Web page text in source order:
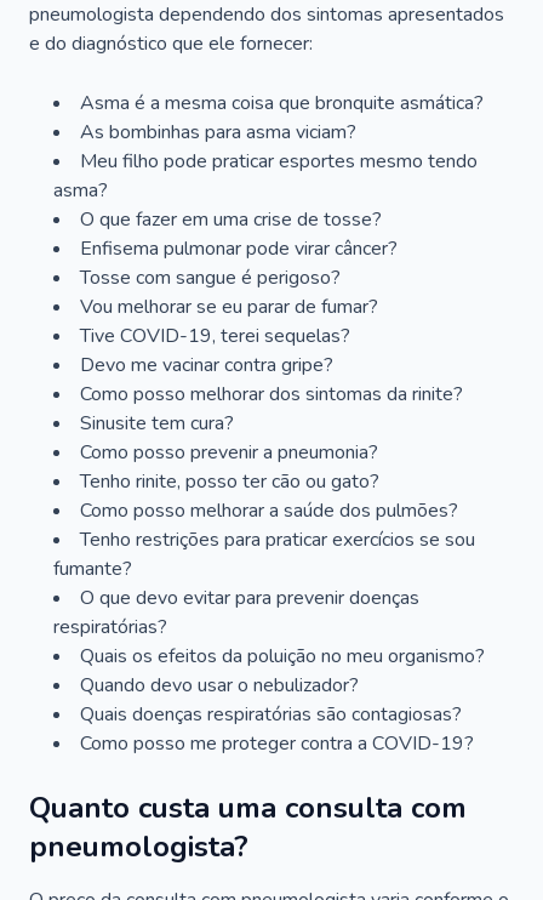
pneumologista dependendo dos sintomas apresentados
e do diagnóstico que ele fornecer:
Asma é a mesma coisa que bronquite asmática?
As bombinhas para asma viciam?
Meu filho pode praticar esportes mesmo tendo
asma?
O que fazer em uma crise de tosse?
Enfisema pulmonar pode virar câncer?
Tosse com sangue é perigoso?
Vou melhorar se eu parar de fumar?
Tive COVID-19, terei sequelas?
Devo me vacinar contra gripe?
Como posso melhorar dos sintomas da rinite?
Sinusite tem cura?
Como posso prevenir a pneumonia?
Tenho rinite, posso ter cão ou gato?
Como posso melhorar a saúde dos pulmões?
Tenho restrições para praticar exercícios se sou
fumante?
O que devo evitar para prevenir doenças
respiratórias?
Quais os efeitos da poluição no meu organismo?
Quando devo usar o nebulizador?
Quais doenças respiratórias são contagiosas?
Como posso me proteger contra a COVID-19?
Quanto custa uma consulta com
pneumologista?